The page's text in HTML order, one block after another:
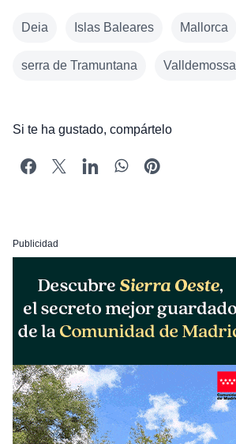
Deia Islas Baleares Mallorca
serra de Tramuntana Valldemossa
Si te ha gustado, compártelo
Publicidad